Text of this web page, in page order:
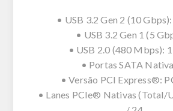
• USB 3.2 Gen 2 (10
• USB 3.2 Gen 1 (5
• USB 2.0 (480 Mbps):
• Portas SATA
• Versão PCI Express®:
• Lanes PCIe® Nativas (Total/